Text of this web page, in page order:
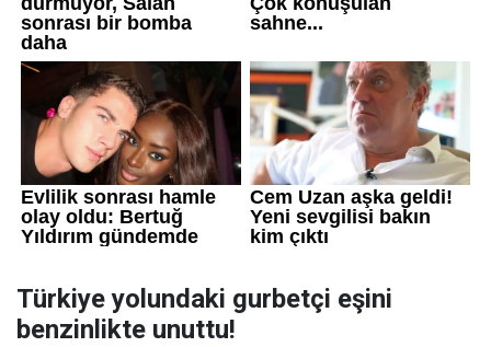
Türkiye yolundaki gurbetçi eşini
benzinlikte unuttu!